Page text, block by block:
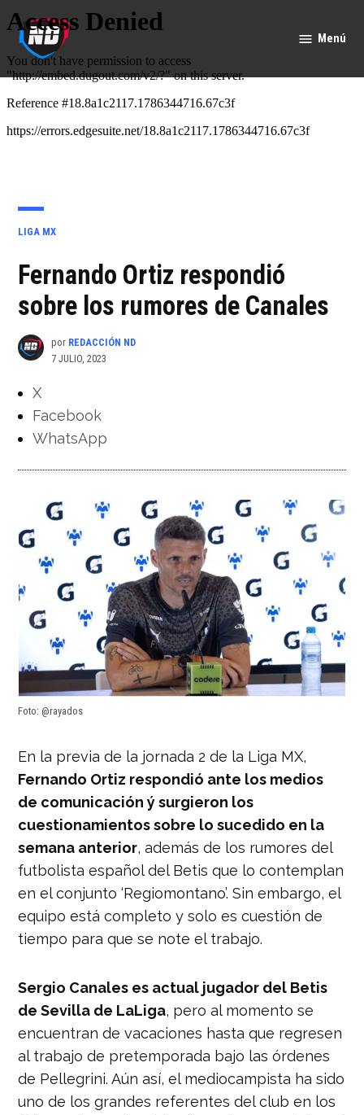
Saltar
al
contenido
Deportes
Menú
PUBLICADO
LIGA MX
Fernando Ortiz respondió
sobre los rumores de Canales
por REDACCIÓN ND
7 JULIO, 2023
X
Facebook
WhatsApp
Foto: @rayados
En la previa de la jornada 2 de la Liga MX,
Fernando Ortiz respondió ante los medios
de comunicación ý surgieron los
cuestionamientos sobre lo sucedido en la
semana anterior, además de los rumores del
futbolista español del Betis que lo contemplan
en el conjunto ‘Regiomontano’. Sin embargo, el
equipo está completo y solo es cuestión de
tiempo para que se note el trabajo.
Sergio Canales es actual jugador del Betis
de Sevilla de LaLiga, pero al momento se
encuentran de vacaciones hasta que regresen
al trabajo de pretemporada bajo las órdenes
de Pellegrini. Aún así, el mediocampista ha sido
uno de los grandes referentes del club en los